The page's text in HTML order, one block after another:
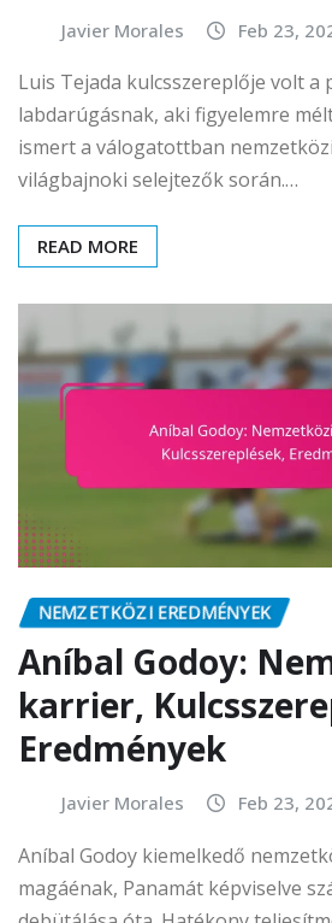
Javier Morales Feb 23,
Luis Tejada kulcsszereplője volt a
labdarúgásnak, aki figyelemre
ismert a válogatottban
világbajnoki selejtezők során.…
READ MORE
NEMZETKÖZI EREDMÉNYEK
Aníbal Godoy:
karrier,
Eredmények
Javier Morales Feb 23,
Aníbal Godoy kiemelkedő
magáénak, Panamát képviselve